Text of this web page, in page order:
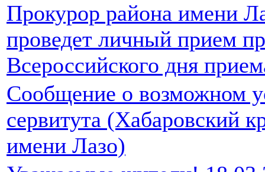
Прокурор района имени
проведет личный прием
Всероссийского дня
Сообщение о возможном
сервитута (Хабаровский
имени Лазо)